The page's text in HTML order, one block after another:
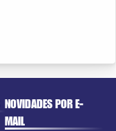
NOVIDADES POR E-
MAIL